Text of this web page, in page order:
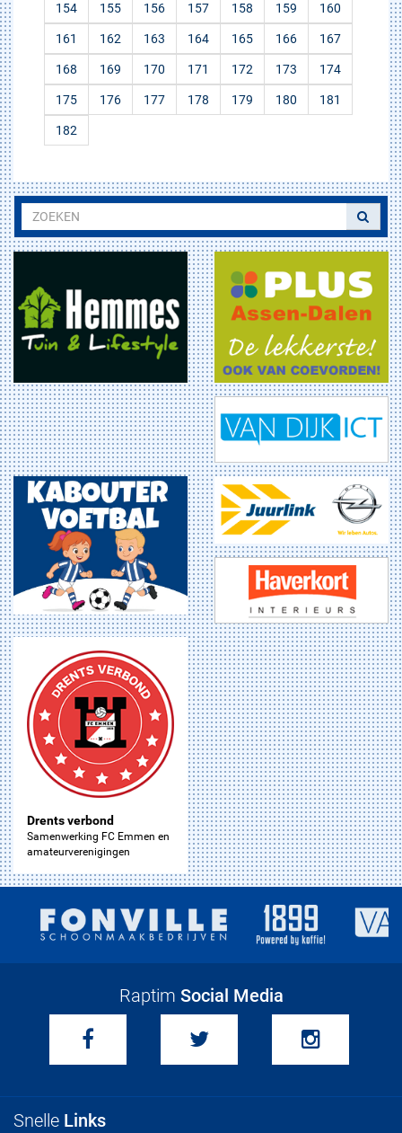
154 155 156 157 158 159 160
161 162 163 164 165 166 167
168 169 170 171 172 173 174
175 176 177 178 179 180 181
182
Drents verbond
Samenwerking FC Emmen en
amateurverenigingen
Raptim Social Media
Snelle Links